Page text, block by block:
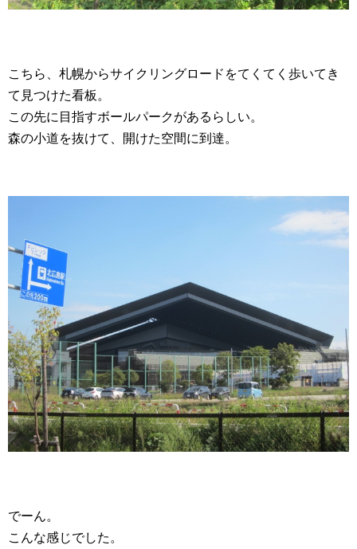
こちら、札幌からサイクリングロードをてくてく歩いてき
て見つけた看板。
この先に目指すボールパークがあるらしい。
森の小道を抜けて、開けた空間に到達。
でーん。
こんな感じでした。